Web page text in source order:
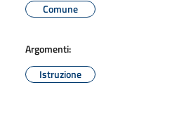
Comune
Argomenti:
Istruzione